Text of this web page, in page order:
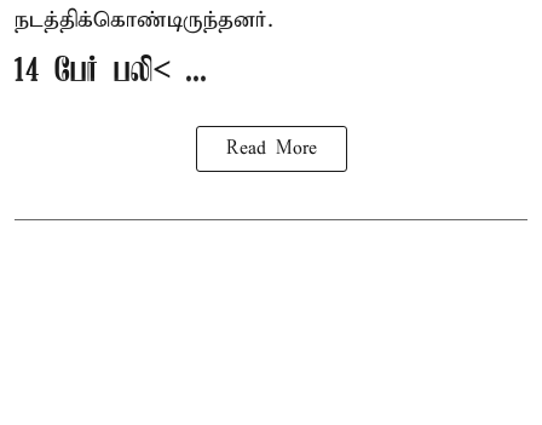
நடத்திக்கொண்டிருந்தனர்.
14 பேர் பலி< ...
Read More